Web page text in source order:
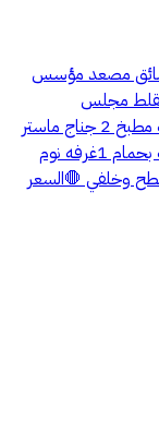
سائق مصعد مؤسس
مجلس
نساء+دوره مياه صاله+ مسبح الدور الاول ✅ صاله مطبخ 2 جناج ماستر
1 غرف نوم +1حمام الملحق ✅ صاله غرفه خادمه بحمام 1غرفه نوم
وخلفي 🛑السعر